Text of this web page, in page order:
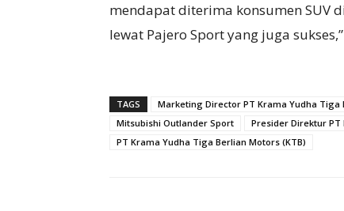
mendapat diterima konsumen SUV
lewat Pajero Sport yang juga
TAGS Marketing Director PT Krama Yudha Tiga
Mitsubishi Outlander Sport
Presider Direktur PT
PT Krama Yudha Tiga Berlian Motors (KTB)